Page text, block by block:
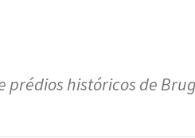
prédios históricos de